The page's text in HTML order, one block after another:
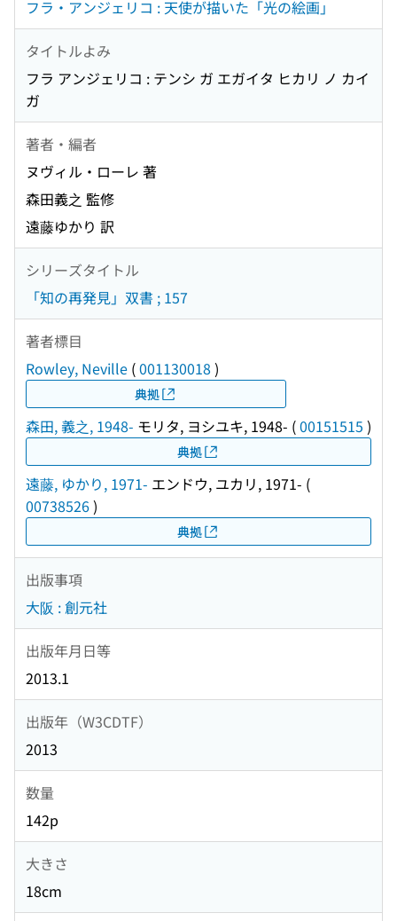
フラ・アンジェリコ : 天使が描いた「光の絵画」
タイトルよみ
フラ アンジェリコ : テンシ ガ エガイタ ヒカリ ノ カイ
ガ
著者・編者
ヌヴィル・ローレ 著
森田義之 監修
遠藤ゆかり 訳
シリーズタイトル
「知の再発見」双書 ; 157
著者標目
Rowley, Neville (001130018 )
典拠
森田, 義之, 1948- モリタ, ヨシユキ, 1948- (00151515 )
典拠
遠藤, ゆかり, 1971- エンドウ, ユカリ, 1971- (
00738526)
典拠
出版事項
大阪 : 創元社
出版年月日等
2013.1
出版年（W3CDTF）
2013
数量
142p
大きさ
18cm